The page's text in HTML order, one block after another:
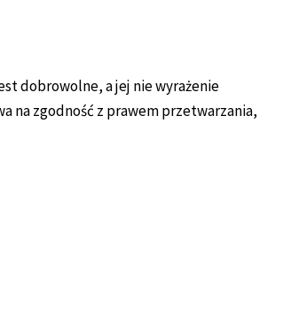
dobrowolne, a jej nie wyrażenie
na zgodność z prawem przetwarzania,